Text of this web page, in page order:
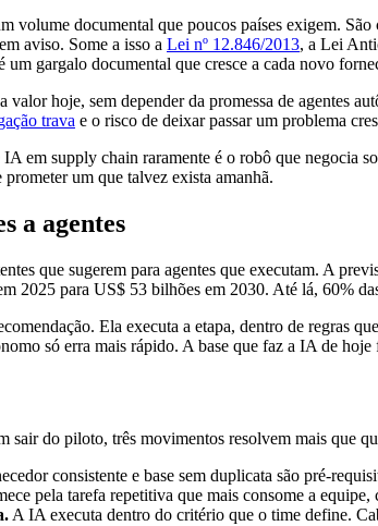
documental que poucos países exigem.
aviso. Some a isso a Lei nº 12.846/2013, a Lei
um gargalo documental que cresce a cada novo
hoje, sem depender da promessa de agentes
trava e o risco de deixar passar um problema
em supply chain raramente é o robô que negocia
um que talvez exista amanhã.
a agentes
que sugerem para agentes que executam. A
2025 para US$ 53 bilhões em 2030. Até lá, 60%
Ela executa a etapa, dentro de regras
só erra mais rápido. A base que faz a IA de
sair do piloto, três movimentos resolvem mais que
consistente e base sem duplicata são pré-
pela tarefa repetitiva que mais consome a
A IA executa dentro do critério que o time define.